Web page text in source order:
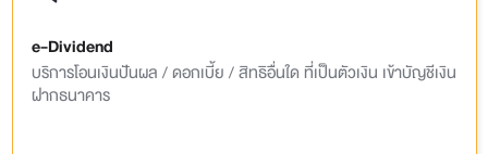
e-Dividend
บริการโอนเงินปันผล / ดอกเบี้ย / สิทธิอื่นใด ที่เป็นตัวเงิน เข้าบัญชีเงิน
ฝากธนาคาร